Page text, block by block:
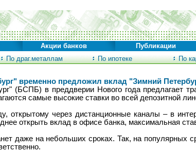
По драг.металлам По ипотеке По
Акции банков Публикации
временно предложил вклад "Зимний
(БСПБ) в преддверии Нового года предлагает
самые высокие ставки во всей депозитной
открытому через дистанционные каналы – в
открыть вклад в офисе банка, максимальная
даже на небольших сроках. Так, на популярных